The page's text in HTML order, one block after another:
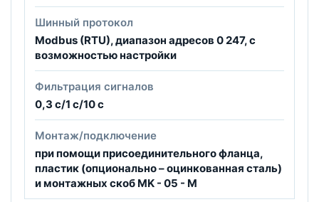
Шинный протокол
Modbus (RTU), диапазон адресов 0 247, с
возможностью настройки
Фильтрация сигналов
0,3 c/1 c/10 c
Монтаж/подключение
при помощи присоединительного фланца,
пластик (опционально – оцинкованная сталь)
и монтажных скоб МK - 05 - М